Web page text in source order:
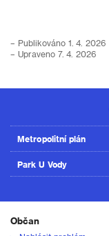
– Publikováno 1. 4. 2026
– Upraveno 7. 4. 2026
Metropolitní plán
Park U Vody
Občan